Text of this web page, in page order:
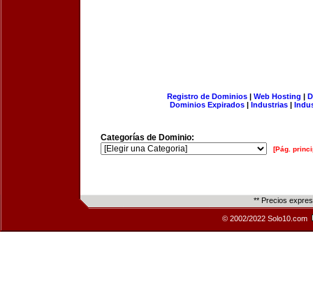
Registro de Dominios| Web Hosting |
Dominios Expirados | Industrias |
Categorías de Dominio:
[Pág.
** Precios
© 2002/2022 Solo10.com